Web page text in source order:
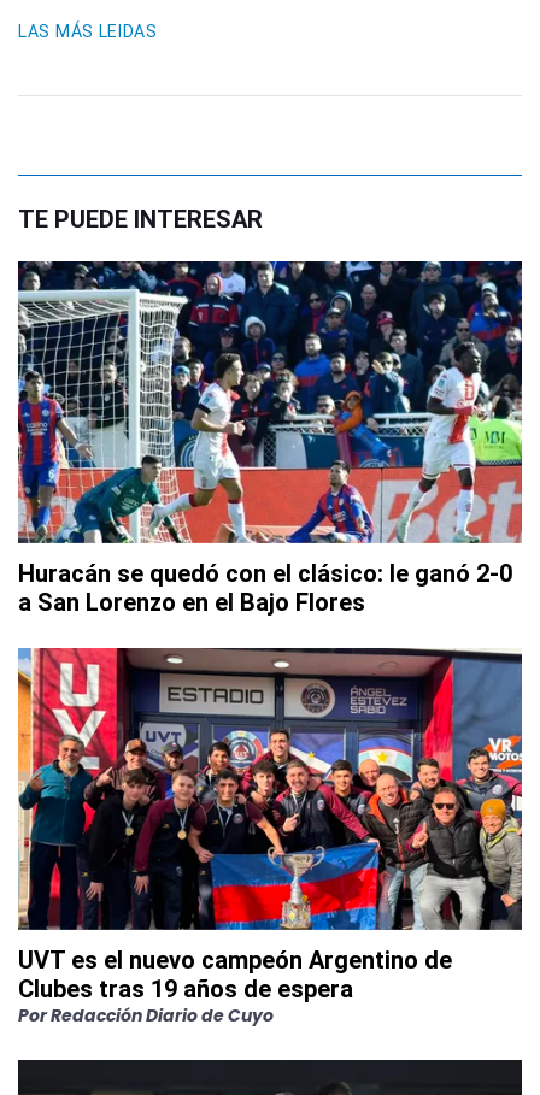
LAS MÁS LEIDAS
TE PUEDE INTERESAR
Huracán se quedó con el clásico: le ganó 2-0
a San Lorenzo en el Bajo Flores
UVT es el nuevo campeón Argentino de
Clubes tras 19 años de espera
PorRedacción Diario de Cuyo